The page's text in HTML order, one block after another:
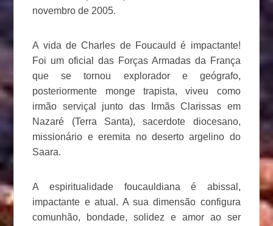
novembro de 2005.
A vida de Charles de Foucauld é impactante!
Foi um oficial das Forças Armadas da França
que se tornou explorador e geógrafo,
posteriormente monge trapista, viveu como
irmão serviçal junto das Irmãs Clarissas em
Nazaré (Terra Santa), sacerdote diocesano,
missionário e eremita no deserto argelino do
Saara.
A espiritualidade foucauldiana é abissal,
impactante e atual. A sua dimensão configura
comunhão, bondade, solidez e amor ao ser